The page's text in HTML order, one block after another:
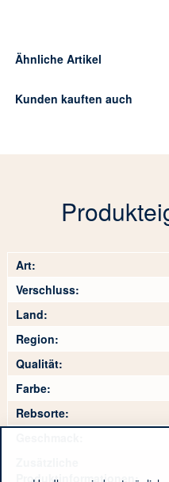
Ähnliche Artikel
Kunden kauften auch
Art:
Verschluss:
Land:
Region:
Qualität:
Farbe:
Rebsorte:
Produktinformationen: